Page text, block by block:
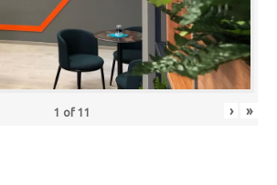
1 of 11 › »